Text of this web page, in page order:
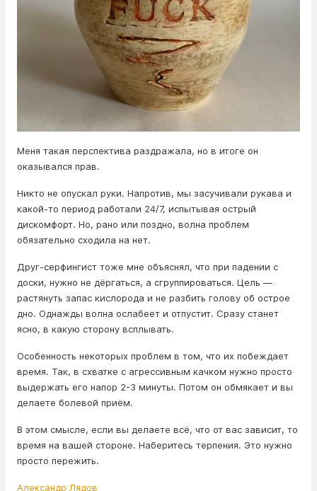
Меня такая перспектива раздражала, но в итоге он
оказывался прав.
Никто не опускал руки. Напротив, мы засучивали рукава и
какой-то период работали 24/7, испытывая острый
дискомфорт. Но, рано или поздно, волна проблем
обязательно сходила на нет.
Друг-серфингист тоже мне объяснял, что при падении с
доски, нужно не дёргаться, а сгруппироваться. Цель —
растянуть запас кислорода и не разбить голову об острое
дно. Однажды волна ослабеет и отпустит. Сразу станет
ясно, в какую сторону всплывать.
Особенность некоторых проблем в том, что их побеждает
время. Так, в схватке с агрессивным качком нужно просто
выдержать его напор 2-3 минуты. Потом он обмякает и вы
делаете болевой приём.
В этом смысле, если вы делаете всё, что от вас зависит, то
время на вашей стороне. Наберитесь терпения. Это нужно
просто пережить.
Александр Лядов